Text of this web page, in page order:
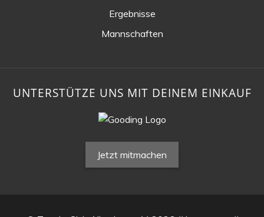
Ergebnisse
Mannschaften
UNTERSTÜTZE UNS MIT DEINEM EINKAUF
Jetzt mitmachen